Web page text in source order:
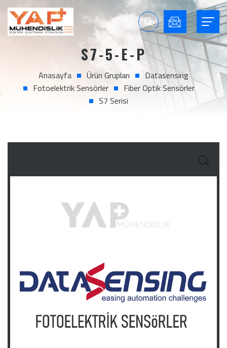
S7-5-E-P
Anasayfa Ürün Grupları
Datasensing
Fotoelektrik Sensörler
Fiber Optik Sensörler
S7 Serisi